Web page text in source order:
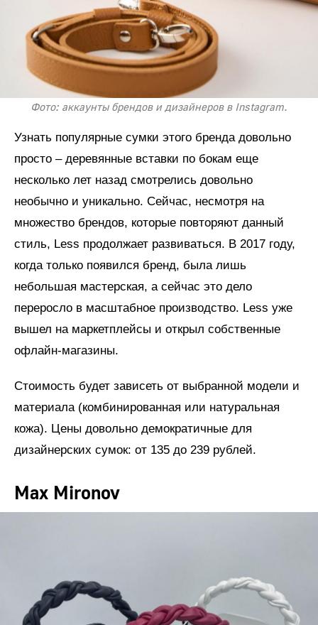
Фото: аккаунты брендов и дизайнеров в Instagram.
Узнать популярные сумки этого бренда довольно
просто – деревянные вставки по бокам еще
несколько лет назад смотрелись довольно
необычно и уникально. Сейчас, несмотря на
множество брендов, которые повторяют данный
стиль, Less продолжает развиваться. В 2017 году,
когда только появился бренд, была лишь
небольшая мастерская, а сейчас это дело
переросло в масштабное производство. Less уже
вышел на маркетплейсы и открыл собственные
офлайн-магазины.
Стоимость будет зависеть от выбранной модели и
материала (комбинированная или натуральная
кожа). Цены довольно демократичные для
дизайнерских сумок: от 135 до 239 рублей.
Max Mironov